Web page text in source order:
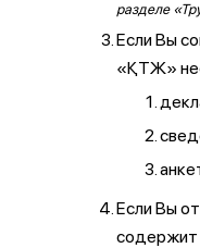
разделе
Если Вы
«ҚТЖ»
Если Вы
содержит